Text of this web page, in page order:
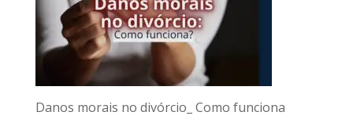
Danos morais no divórcio_ Como funciona